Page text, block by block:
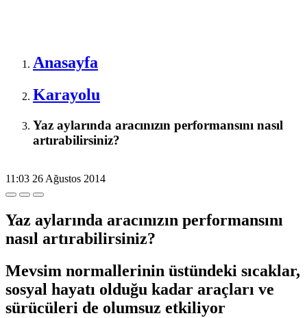
Anasayfa
Karayolu
Yaz aylarında aracınızın performansını nasıl
artırabilirsiniz?
11:03 26 Ağustos 2014
Yaz aylarında aracınızın performansını
nasıl artırabilirsiniz?
Mevsim normallerinin üstündeki sıcaklar,
sosyal hayatı olduğu kadar araçları ve
sürücüleri de olumsuz etkiliyor